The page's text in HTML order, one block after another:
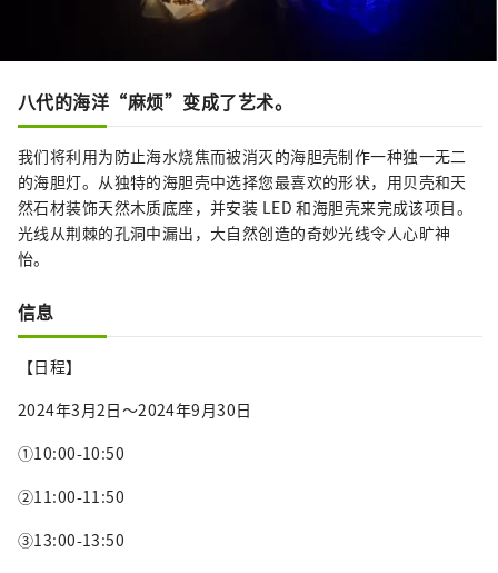
八代的海洋“麻烦”变成了艺术。
我们将利用为防止海水烧焦而被消灭的海胆壳制作一种独一无二
的海胆灯。从独特的海胆壳中选择您最喜欢的形状，用贝壳和天
然石材装饰天然木质底座，并安装 LED 和海胆壳来完成该项目。
光线从荆棘的孔洞中漏出，大自然创造的奇妙光线令人心旷神
怡。
信息
【日程】
2024年3月2日～2024年9月30日
①10:00-10:50
②11:00-11:50
③13:00-13:50